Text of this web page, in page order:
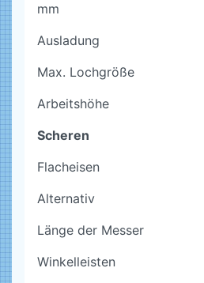
mm
Ausladung
Max. Lochgröße
Arbeitshöhe
Scheren
Flacheisen
Alternativ
Länge der Messer
Winkelleisten